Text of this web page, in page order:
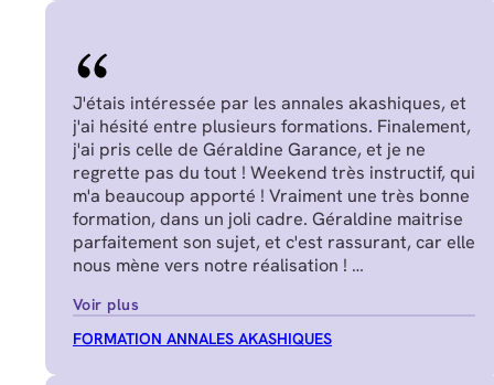
J'étais intéressée par les annales akashiques, et
j'ai hésité entre plusieurs formations. Finalement,
j'ai pris celle de Géraldine Garance, et je ne
regrette pas du tout ! Weekend très instructif, qui
m'a beaucoup apporté ! Vraiment une très bonne
formation, dans un joli cadre. Géraldine maitrise
parfaitement son sujet, et c'est rassurant, car elle
nous mène vers notre réalisation !
Voir plus
FORMATION ANNALES AKASHIQUES